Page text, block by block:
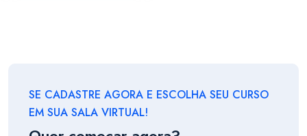
SE CADASTRE AGORA E ESCOLHA SEU CURSO
EM SUA SALA VIRTUAL!